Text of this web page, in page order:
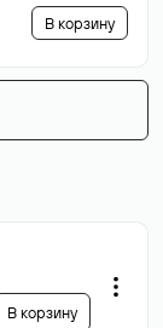
В корзину
В корзину